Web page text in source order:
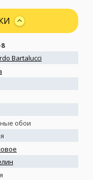
Bartalucci
обои